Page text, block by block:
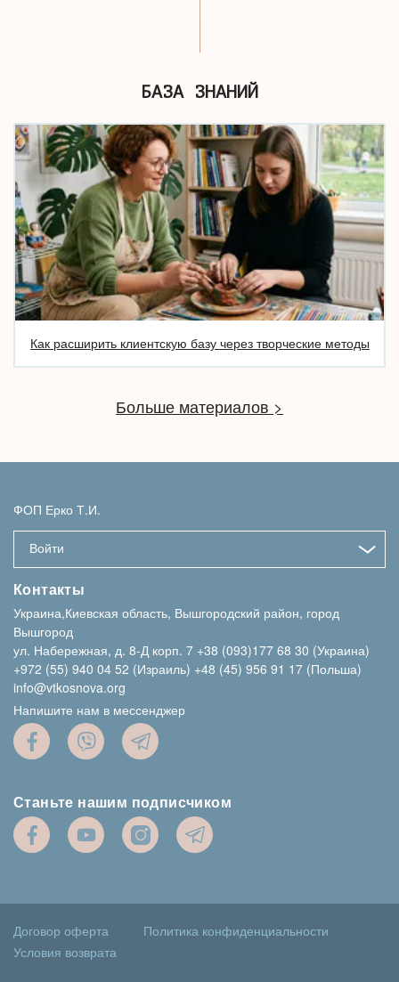
БАЗА ЗНАНИЙ
Как расширить клиентскую базу через творческие методы
Больше материалов >
ФОП Ерко Т.И.
Войти
Контакты
Украина,Киевская область, Вышгородский район, город
Вышгород
ул. Набережная, д. 8-Д корп. 7 +38 (093)177 68 30 (Украина)
+972 (55) 940 04 52 (Израиль) +48 (45) 956 91 17 (Польша)
info@vtkosnova.org
Напишите нам в мессенджер
Станьте нашим подписчиком
Договор оферта
Политика конфиденциальности
Условия возврата